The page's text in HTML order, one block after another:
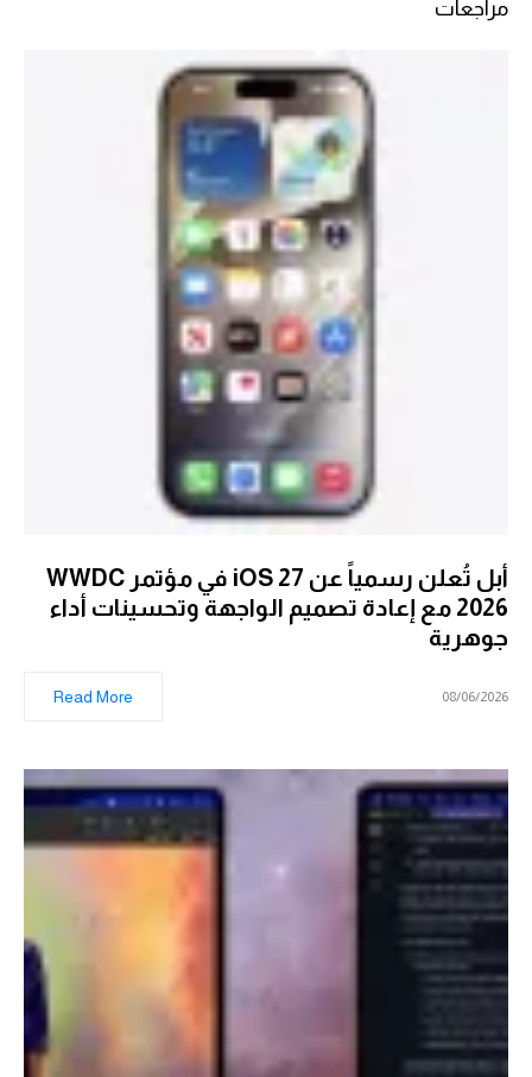
مراجعات
أبل تُعلن رسمياً عن iOS 27 في مؤتمر WWDC
2026 مع إعادة تصميم الواجهة وتحسينات أداء
جوهرية
08/06/2026
Read More